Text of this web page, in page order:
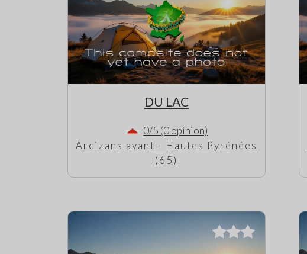
DU LAC
0/5 (0 opinion)
Arcizans avant - Hautes Pyrénées
(65)